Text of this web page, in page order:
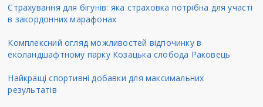
Страхування для бігунів: яка страховка потрібна для участі
в закордонних марафонах
Комплексний огляд можливостей відпочинку в
еколандшафтному парку Козацька слобода Раковець
Найкращі спортивні добавки для максимальних
результатів